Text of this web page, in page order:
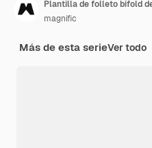
Plantilla de folleto bifold
magnific
Más de esta serieVer todo